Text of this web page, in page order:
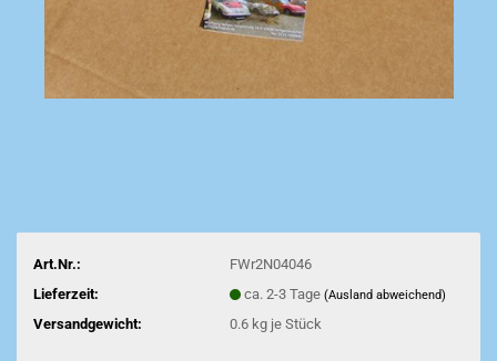
Art.Nr.:
FWr2N04046
Lieferzeit:
ca. 2-3 Tage (Ausland abweichend)
Versandgewicht: 0.6kg je Stück